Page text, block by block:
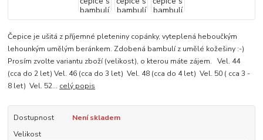
Čepice je ušitá z příjemné pleteniny copánky, vyteplená heboučkým
lehounkým umělým beránkem. Zdobená bambulí z umělé kožešiny :-)
Prosím zvolte variantu zboží (velikost), o kterou máte zájem. Vel. 44
(cca do 2 let) Vel. 46 (cca do 3 let) Vel. 48 (cca do 4 let) Vel. 50 ( cca 3 -
8 let) Vel. 52... celý popis
Dostupnost
Není skladem
Velikost